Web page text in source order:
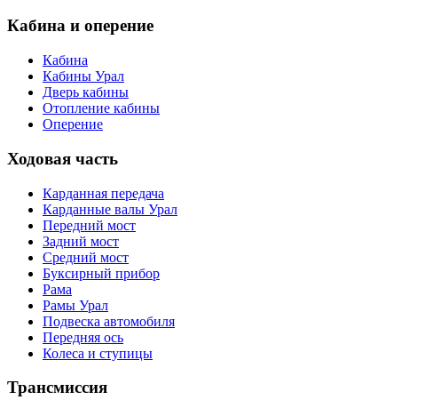
Кабина и оперение
Кабина
Кабины Урал
Дверь кабины
Отопление кабины
Оперение
Ходовая часть
Карданная передача
Карданные валы Урал
Передний мост
Задний мост
Средний мост
Буксирный прибор
Рама
Рамы Урал
Подвеска автомобиля
Передняя ось
Колеса и ступицы
Трансмиссия